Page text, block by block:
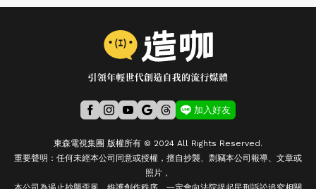
加入好友
東森電視集團 版權所有 © 2024 All Rights Reserved.
重要聲明：任何未經本公司同意或授權，擅自抄襲、剽竊本公司報導、文章或
照片，